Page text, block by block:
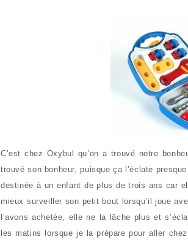
C’est chez Oxybul qu’on a trouvé notre
trouvé son bonheur, puisque ça l’éclate
destinée à un enfant de plus de trois ans car
mieux surveiller son petit bout lorsqu’il joue
l’avons achetée, elle ne la lâche plus et
les matins lorsque je la prépare pour aller